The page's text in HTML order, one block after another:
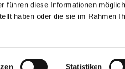
führen diese Informationen
haben oder die sie im Rahmen
Statistiken